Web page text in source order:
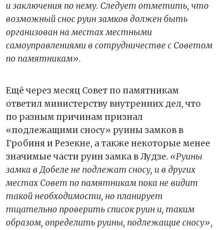
и заключения по нему. Следует отметить, что
возможный снос руин замков должен быть
организован на местах местными
самоуправлениями в сотрудничестве с Советом
по памятникам».
Ещё через месяц Совет по памятникам
ответил министерству внутренних дел, что
по разным причинам признал
«подлежащими сносу» руины замков в
Гробиня и Резекне, а также некоторые менее
значимые части руин замка в Лудзе. «Руины
замка в Добеле не подлежат сносу, и в других
местах Совет по памятникам пока не видит
такой необходимости, но планирует
тщательно проверить список руин и, таким
образом, определить руины, подлежащие сносу»,